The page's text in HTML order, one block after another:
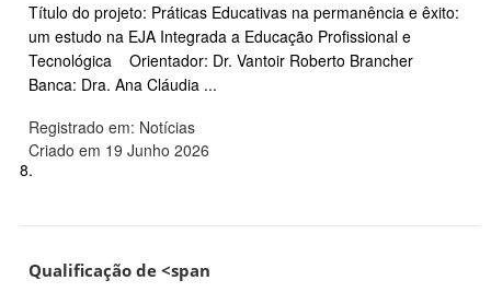
Título do projeto: Práticas Educativas na permanência e êxito:
um estudo na EJA Integrada a Educação Profissional e
Tecnológica Orientador: Dr. Vantoir Roberto Brancher
Banca: Dra. Ana Cláudia ...
Registrado em: Notícias
Criado em 19 Junho 2026
8.
Qualificação de <span